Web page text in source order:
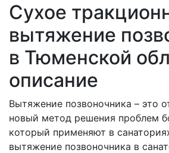
Сухое
вытяжение
в Тюменской
описание
Вытяжение позвоночника – это
новый метод решения проблем
который применяют в
вытяжение позвоночника в